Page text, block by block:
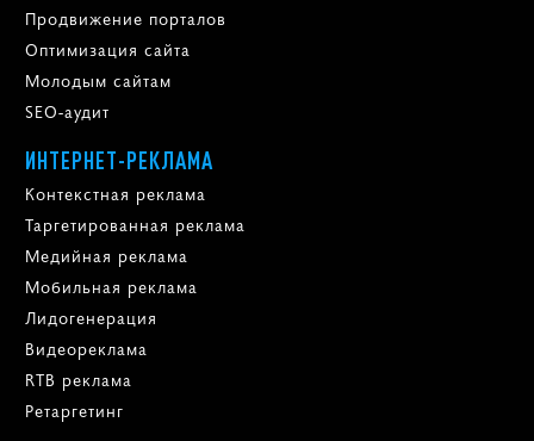
Продвижение порталов
Оптимизация сайта
Молодым сайтам
SEO-аудит
ИНТЕРНЕТ-РЕКЛАМА
Контекстная реклама
Таргетированная реклама
Медийная реклама
Мобильная реклама
Лидогенерация
Видеореклама
RTB реклама
Ретаргетинг